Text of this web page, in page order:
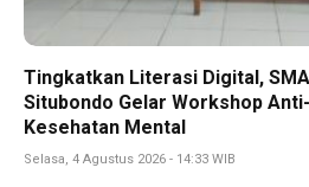
Tingkatkan Literasi Digital,
Situbondo Gelar Workshop
Kesehatan Mental
Selasa, 4 Agustus 2026 - 14:33 WIB